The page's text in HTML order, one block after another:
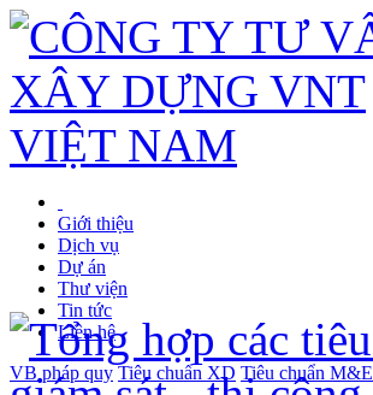
Giới thiệu
Dịch vụ
Dự án
Thư viện
Tin tức
Liên hệ
VB pháp quy Tiêu chuẩn XD Tiêu chuẩn M&E